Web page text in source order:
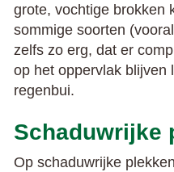
grote, vochtige brokken
sommige soorten
zelfs zo erg, dat er
op het oppervlak blijven
regenbui.
Schaduwrijke
Op schaduwrijke